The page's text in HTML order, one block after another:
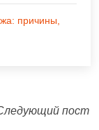
причины,
пост